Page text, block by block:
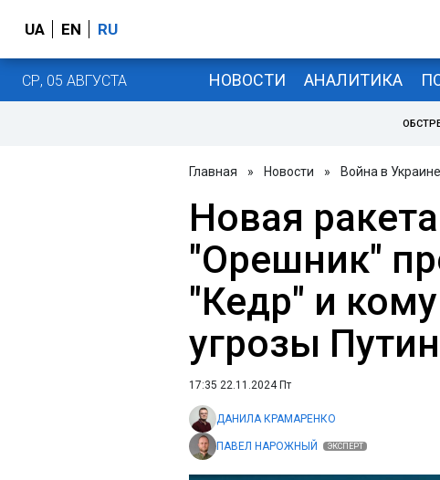
UA EN RU
СР, 05 АВГУСТА НОВОСТИ АНАЛИТИКА
Главная » Новости » Война в Украине
Новая
"Орешник"
"Кедр" и
угрозы
17:35 22.11.2024 Пт
ДАНИЛА КРАМАРЕНКО
ПАВЕЛ НАРОЖНЫЙ ЭКСПЕРТ